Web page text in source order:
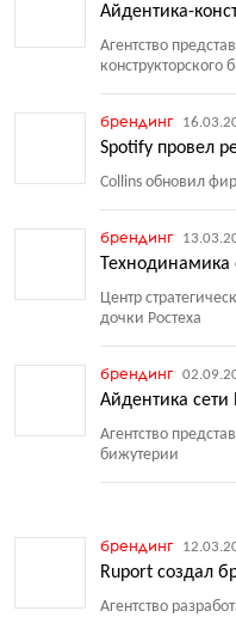
Айдентика-
Агентство
конструкторского
брендинг
Spotify провел
Collins обновил
брендинг
Технодинамика
Центр
дочки Ростеха
брендинг
Айдентика сети
Агентство
бижутерии
брендинг
Ruport создал
Агентство